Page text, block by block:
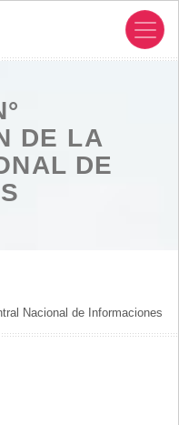
DE LA
DE
Nacional de Informaciones